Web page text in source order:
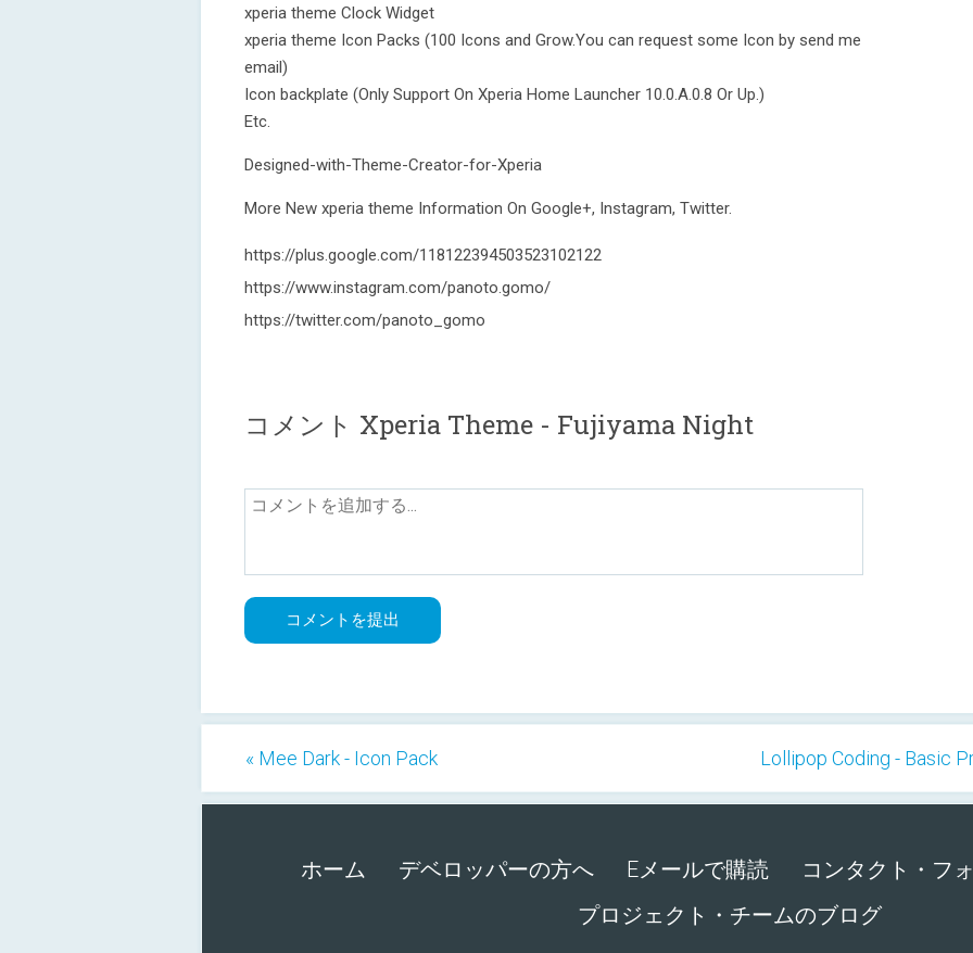
xperia theme Clock Widget
xperia theme Icon Packs (100 Icons and Grow.You can request some Icon by send me
email)
Icon backplate (Only Support On Xperia Home Launcher 10.0.A.0.8 Or Up.)
Etc.
Designed-with-Theme-Creator-for-Xperia
More New xperia theme Information On Google+, Instagram, Twitter.
https://plus.google.com/118122394503523102122
https://www.instagram.com/panoto.gomo/
https://twitter.com/panoto_gomo
コメント Xperia Theme - Fujiyama Night
« Mee Dark - Icon Pack Lollipop Coding - Basic
ホーム デベロッパーの方へ Eメールで購読
コンタクト・フ
プロジェクト・チームのブログ